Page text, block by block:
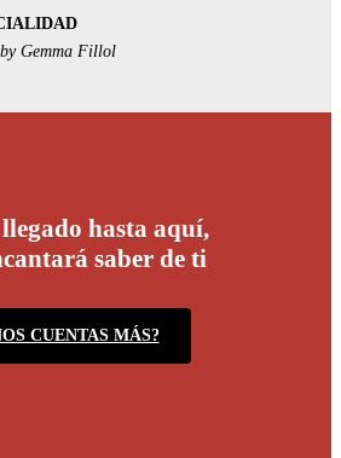
Gemma Fillol
hasta aquí,
saber de ti
CUENTAS MÁS?